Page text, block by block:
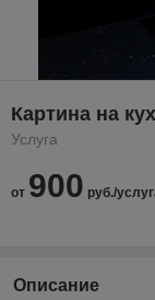
Картина на
Услуга
от 900 руб./
Описание